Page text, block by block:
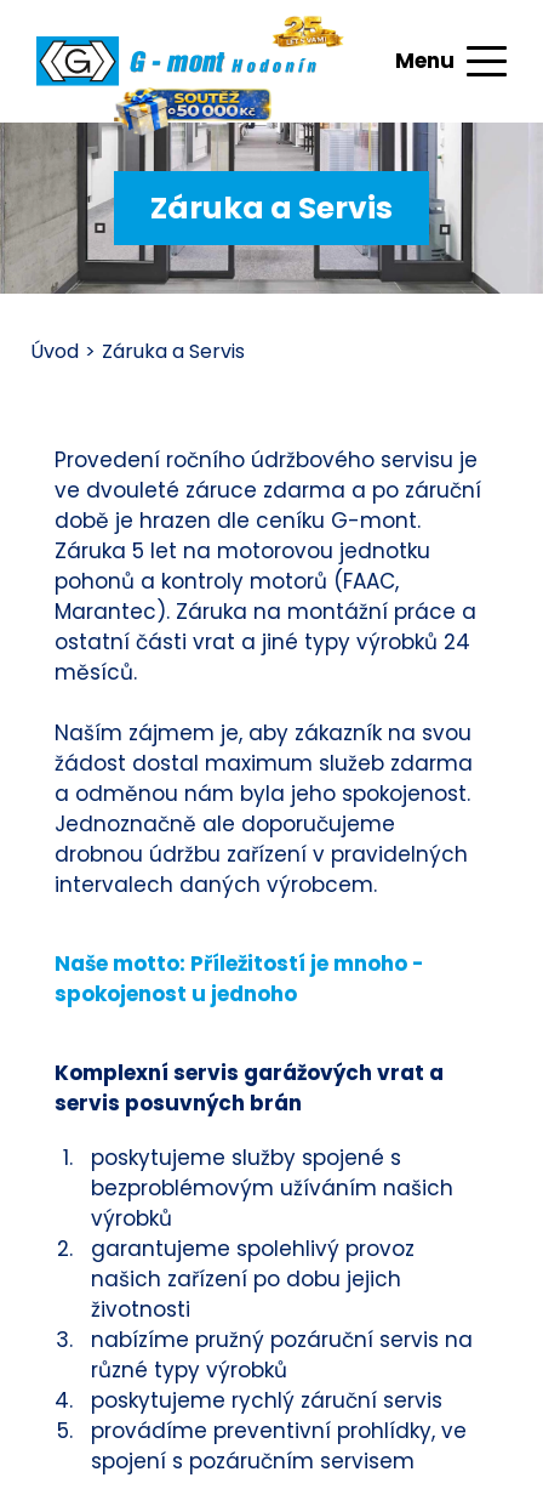
Menu
Záruka a Servis
Úvod > Záruka a Servis
Provedení ročního údržbového servisu je
ve dvouleté záruce zdarma a po záruční
době je hrazen dle ceníku G-mont.
Záruka 5 let na motorovou jednotku
pohonů a kontroly motorů (FAAC,
Marantec). Záruka na montážní práce a
ostatní části vrat a jiné typy výrobků 24
měsíců.
Naším zájmem je, aby zákazník na svou
žádost dostal maximum služeb zdarma
a odměnou nám byla jeho spokojenost.
Jednoznačně ale doporučujeme
drobnou údržbu zařízení v pravidelných
intervalech daných výrobcem.
Naše motto: Příležitostí je mnoho -
spokojenost u jednoho
Komplexní servis garážových vrat a
servis posuvných brán
poskytujeme služby spojené s
bezproblémovým užíváním našich
výrobků
garantujeme spolehlivý provoz
našich zařízení po dobu jejich
životnosti
nabízíme pružný pozáruční servis na
různé typy výrobků
poskytujeme rychlý záruční servis
provádíme preventivní prohlídky, ve
spojení s pozáručním servisem